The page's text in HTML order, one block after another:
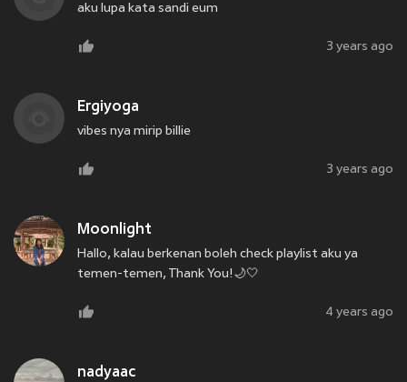
aku lupa kata sandi eum
3 years ago
Ergiyoga
vibes nya mirip billie
3 years ago
Moonlight
Hallo, kalau berkenan boleh check playlist aku ya
temen-temen, Thank You!🌙🤍
4 years ago
nadyaac